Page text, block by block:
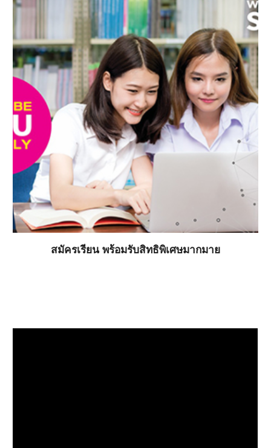
สมัครเรียน พร้อมรับสิทธิพิเศษมากมาย